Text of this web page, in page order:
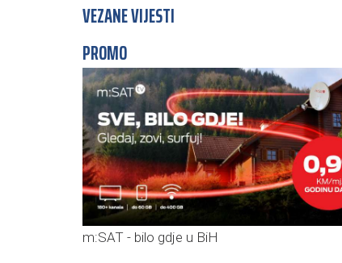
VEZANE VIJESTI
PROMO
m:SAT - bilo gdje u BiH